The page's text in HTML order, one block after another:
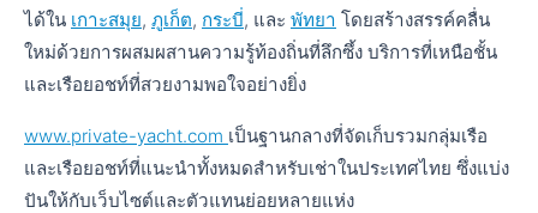
ได้ใน เกาะสมุย, ภูเก็ต, กระบี่, และ พัทยา โดยสร้างสรรค์คลื่น
ใหม่ด้วยการผสมผสานความรู้ท้องถิ่นที่ลึกซึ้ง บริการที่เหนือชั้น
และเรือยอชท์ที่สวยงามพอใจอย่างยิ่ง
www.private-yacht.com เป็นฐานกลางที่จัดเก็บรวมกลุ่มเรือ
และเรือยอชท์ที่แนะนำทั้งหมดสำหรับเช่าในประเทศไทย ซึ่งแบ่ง
ปันให้กับเว็บไซต์และตัวแทนย่อยหลายแห่ง